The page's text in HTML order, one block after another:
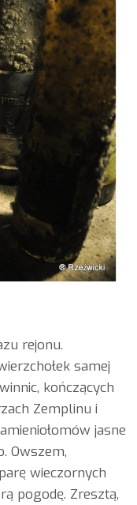
rejonu.
samej
kończących
Zemplinu i
jasne
Owszem,
wieczornych
pogodę. Zresztą,